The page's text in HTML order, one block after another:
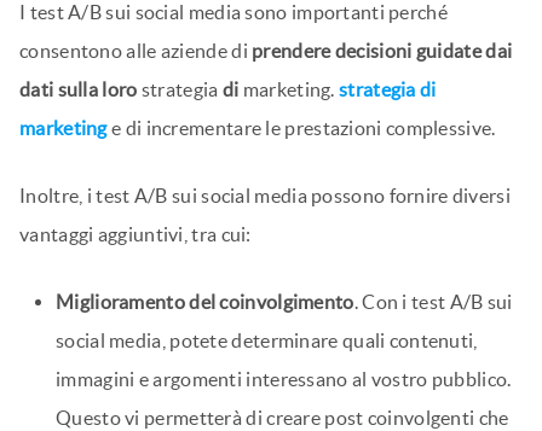
I test A/B sui social media sono importanti perché
consentono alle aziende di prendere decisioni guidate dai
dati sulla loro strategia di marketing.strategia di
marketinge di incrementare le prestazioni complessive.
Inoltre, i test A/B sui social media possono fornire diversi
vantaggi aggiuntivi, tra cui:
Miglioramento del coinvolgimento. Con i test A/B sui
social media, potete determinare quali contenuti,
immagini e argomenti interessano al vostro pubblico.
Questo vi permetterà di creare post coinvolgenti che